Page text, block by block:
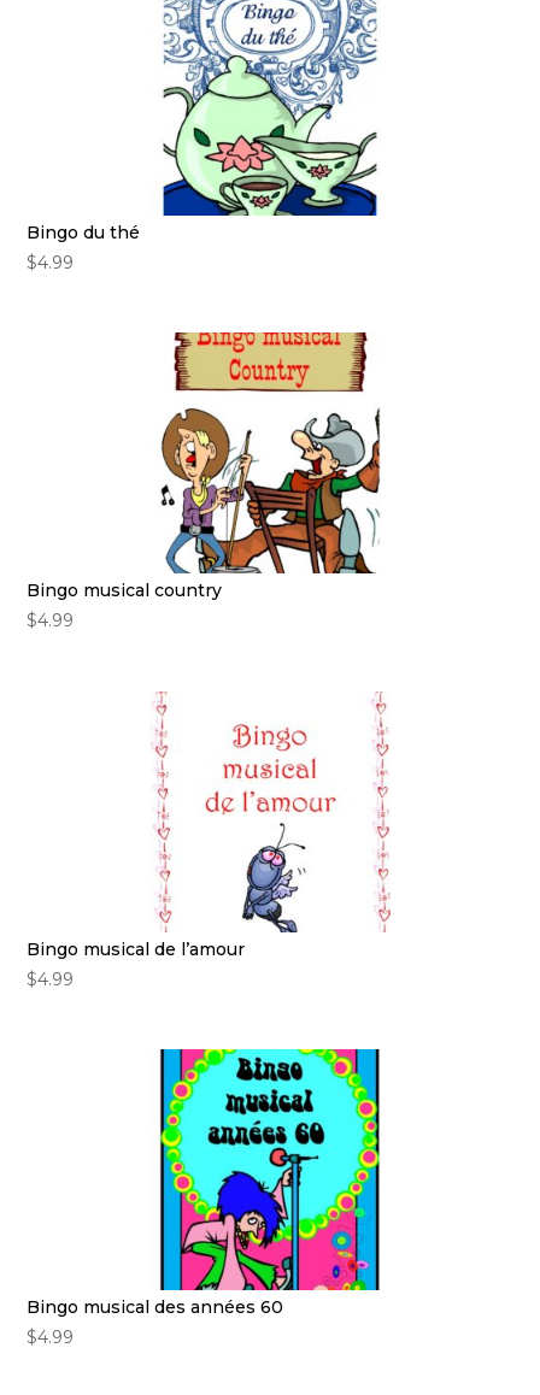
Bingo du thé
$4.99
Bingo musical country
$4.99
Bingo musical de l’amour
$4.99
Bingo musical des années 60
$4.99